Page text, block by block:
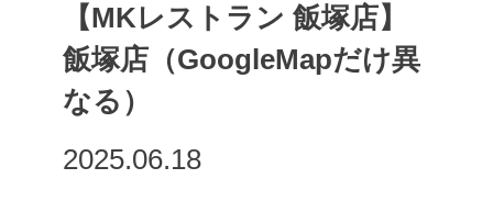
【MKレストラン 飯塚店】
飯塚店（GoogleMapだけ異
なる）
2025.06.18